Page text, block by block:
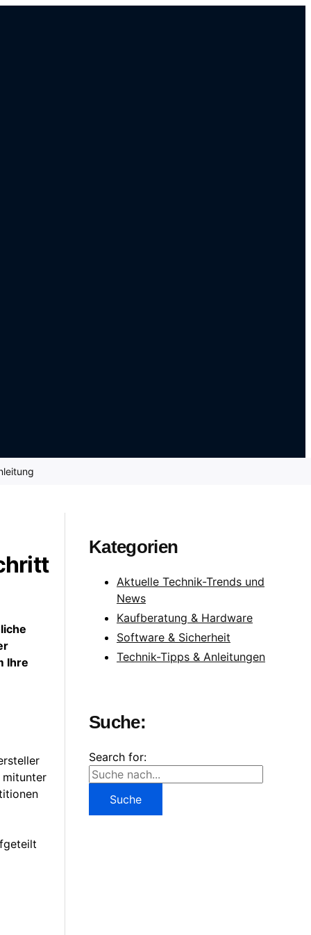
Ihre
mitunter
Kategorien
Aktuelle Technik-Trends und
News
Kaufberatung & Hardware
Software & Sicherheit
Technik-Tipps & Anleitungen
Suche:
Search for: